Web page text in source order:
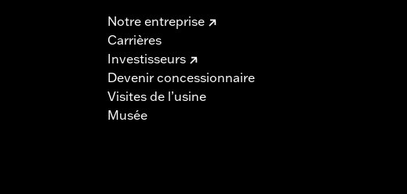
Notre entreprise
Carrières
Investisseurs
Devenir concessionnaire
Visites de l’usine
Musée